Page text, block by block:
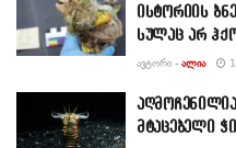
ისტორიის
სულაც არ
ᲐᲕᲢᲝᲠᲘ - ᲐᲚᲘᲐ
მტაცებელი